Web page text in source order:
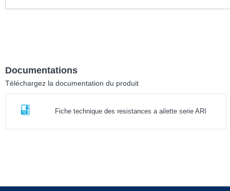
Documentations
Téléchargez la documentation du produit
Fiche technique des resistances a ailette serie ARI